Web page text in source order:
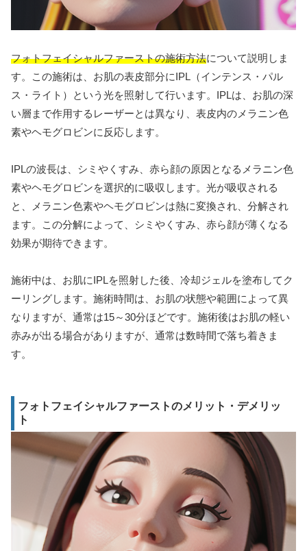
フォトフェイシャルファーストの施術方法について説明しま
す。この施術は、お肌の表皮部分にIPL（インテンス・パル
ス・ライト）という光を照射して行います。IPLは、お肌の深
い層まで作用するレーザーとは異なり、表皮内のメラニン色
素やヘモグロビンに反応します。
IPLの波長は、シミやくすみ、赤ら顔の原因となるメラニン色
素やヘモグロビンを選択的に吸収します。光が吸収される
と、メラニン色素やヘモグロビンは熱に変換され、分解され
ます。この分解によって、シミやくすみ、赤ら顔が薄くなる
効果が期待できます。
施術中は、お肌にIPLを照射した後、冷却ジェルを塗布してク
ーリングします。施術時間は、お肌の状態や範囲によって異
なりますが、通常は15～30分ほどです。施術後はお肌の軽い
赤みが出る場合がありますが、通常は数時間で落ち着きま
す。
フォトフェイシャルファーストのメリット・デメリッ
ト